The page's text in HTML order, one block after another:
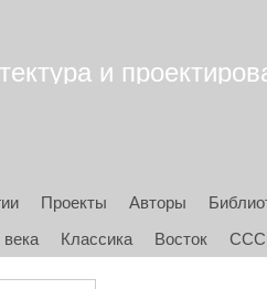
и
Проекты Авторы
Классика Восток